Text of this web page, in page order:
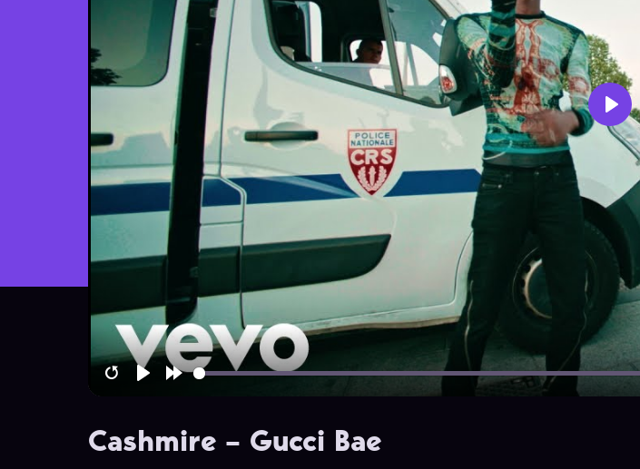
Interviews
Chroniques
Sorties
Newsletter
Play
Cashmire – Gucci Bae